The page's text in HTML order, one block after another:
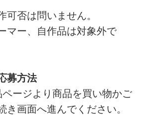
否は問いません。
マー、自作品は対象外で
募方法
ージより商品を買い物かご
き画面へ進んでください。